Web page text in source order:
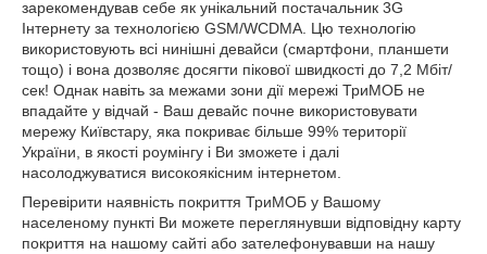
зарекомендував себе як унікальний постачальник 3G
Інтернету за технологією GSM/WCDMA. Цю технологію
використовують всі нинішні девайси (смартфони, планшети
тощо) і вона дозволяє досягти пікової швидкості до 7,2 Мбіт/
сек! Однак навіть за межами зони дії мережі ТриМОБ не
впадайте у відчай - Ваш девайс почне використовувати
мережу Київстару, яка покриває більше 99% території
України, в якості роумінгу і Ви зможете і далі
насолоджуватися високоякісним інтернетом.
Перевірити наявність покриття ТриМОБ у Вашому
населеному пункті Ви можете переглянувши відповідну карту
покриття на нашому сайті або зателефонувавши на нашу